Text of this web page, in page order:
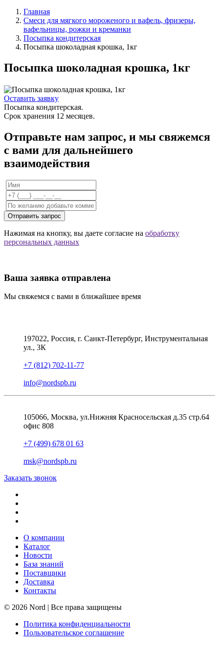
Главная
Смеси для мягкого мороженого и вафель, фризеры,
вафельницы, рожки и креманки
Посыпка кондитерская
Посыпка шоколадная крошка, 1кг
Посыпка шоколадная крошка, 1кг
Оставить заявку
Посыпка кондитерская.
Срок хранения 12 месяцев.
Отправьте нам запрос, и мы свяжемся
с вами для дальнейшего
взаимодействия
Отправить запрос
Нажимая на кнопку, вы даете согласие на обработку
персональных данных
Ваша заявка отправлена
Мы свяжемся с вами в ближайшее время
197022, Россия, г. Санкт-Петербург, Инструментальная
ул., 3К
+7 (812) 702-11-77
info@nordspb.ru
105066, Москва, ул.Нижняя Красносельская д.35 стр.64
офис 808
+7 (499) 678 01 63
msk@nordspb.ru
Заказать звонок
О компании
Каталог
Новости
База знаний
Поставщики
Доставка
Контакты
© 2026 Nord | Все права защищены
Политика конфиденциальности
Пользовательское соглашение